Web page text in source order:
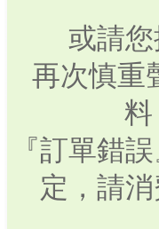
或請
再次慎重
料
『訂單錯
定，請